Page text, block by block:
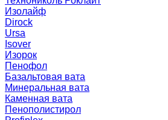
Изолайф
Dirock
Ursa
Isover
Изорок
Пенофол
Базальтовая вата
Минеральная вата
Каменная вата
Пенополистирол